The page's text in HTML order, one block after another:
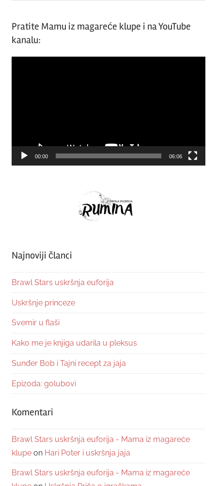
Pratite Mamu iz magareće klupe i na YouTube
kanalu:
00:00 06:06
Najnoviji članci
Brawl Stars uskršnja euforija
Uskršnje princeze
Svemir u flaši
Kako me je knjiga udarila u pleksus
Sunđer Bob i Tajni recept za jaja
Epizoda: golubovi
Komentari
Brawl Stars uskršnja euforija - Mama iz magareće
klupe on Hari Poter i uskršnja jaja
Brawl Stars uskršnja euforija - Mama iz magareće